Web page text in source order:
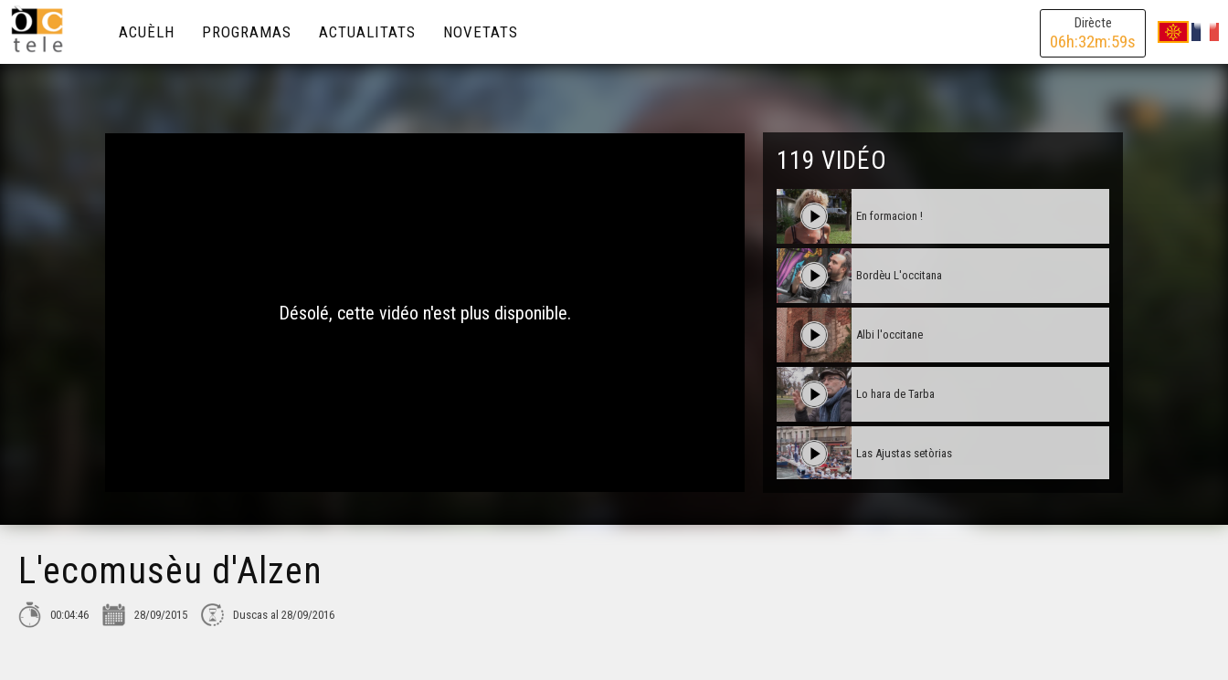
Dirècte
06h:32m:59s
ACUÈLH PROGRAMAS ACTUALITATS NOVETATS
Désolé, cette vidéo n'est plus disponible.
119 VIDÉO
En formacion !
Bordèu L'occitana
Albi l'occitane
Lo hara de Tarba
Las Ajustas setòrias
L'ecomusèu d'Alzen
00:04:46 28/09/2015 Duscas al 28/09/2016